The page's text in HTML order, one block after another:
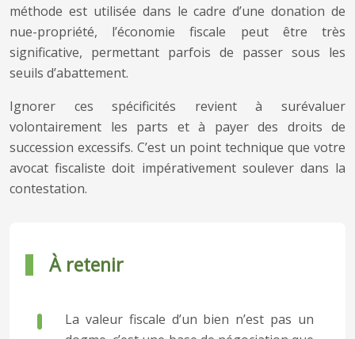
méthode est utilisée dans le cadre d’une donation de
nue-propriété, l’économie fiscale peut être très
significative, permettant parfois de passer sous les
seuils d’abattement.
Ignorer ces spécificités revient à surévaluer
volontairement les parts et à payer des droits de
succession excessifs. C’est un point technique que votre
avocat fiscaliste doit impérativement soulever dans la
contestation.
À retenir
La valeur fiscale d’un bien n’est pas un